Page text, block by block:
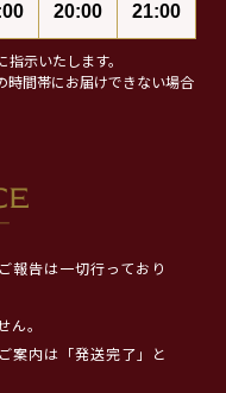
20:00
21:00
示いたします。
時間帯にお届けできない場合
報告は一切行っており
ん。
案内は「発送完了」と